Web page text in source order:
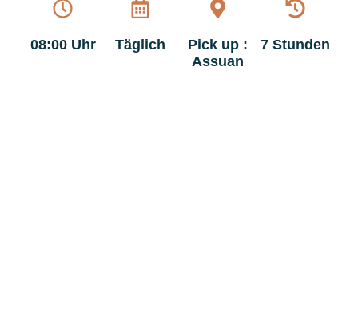
08:00 Uhr Täglich
Pick up :
Assuan
7 Stunden